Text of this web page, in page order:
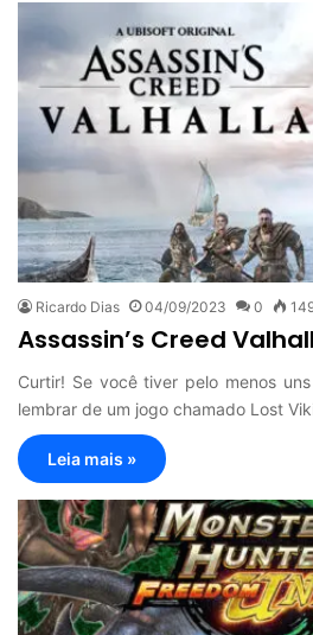
Ricardo Dias 04/09/2023 0
Assassin’s Creed
Curtir! Se você tiver pelo menos
lembrar de um jogo chamado Lost
Leia mais »